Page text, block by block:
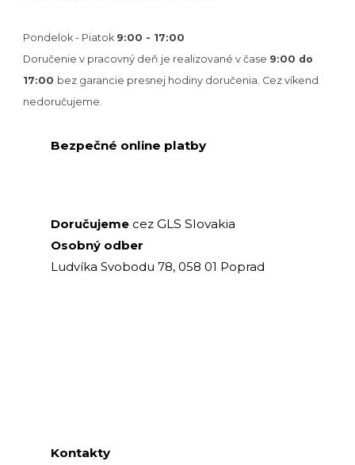
Pondelok - Piatok 9:00 - 17:00
Doručenie v pracovný deň je realizované v čase 9:00 do
17:00 bez garancie presnej hodiny doručenia. Cez víkend
nedoručujeme.
Bezpečné online platby
Doručujeme cez GLS Slovakia
Osobný odber
Ludvíka Svobodu 78, 058 01 Poprad
Kontakty